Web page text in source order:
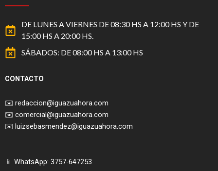
DE LUNES A VIERNES DE 08:30 HS A 12:00 HS Y DE
15:00 HS A 20:00 HS.
SÁBADOS: DE 08:00 HS A 13:00 HS
CONTACTO
✉️ redaccion@iguazuahora.com
✉️ comercial@iguazuahora.com
✉️ luizsebasmendez@iguazuahora.com
📱 WhatsApp: 3757-647253